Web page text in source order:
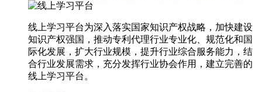
线上学习平台为深入落实国家知识产权战略，加快建设
知识产权强国，推动专利代理行业专业化、规范化和国
际化发展，扩大行业规模，提升行业综合服务能力，结
合行业发展需求，充分发挥行业协会作用，建立完善的
线上学习平台。